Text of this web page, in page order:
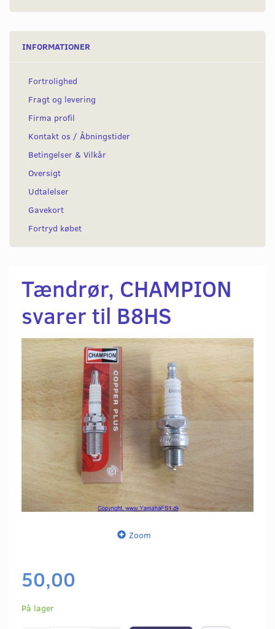
INFORMATIONER
Fortrolighed
Fragt og levering
Firma profil
Kontakt os / Åbningstider
Betingelser & Vilkår
Oversigt
Udtalelser
Gavekort
Fortryd købet
Tændrør, CHAMPION
svarer til B8HS
Zoom
50,00
På lager